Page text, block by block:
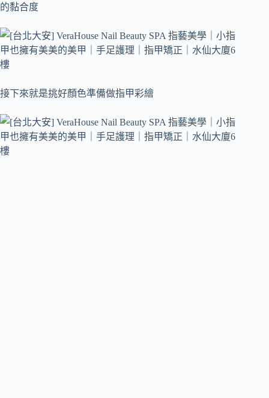
的黏合度
接下來就是挑好顏色準備做指甲彩繪